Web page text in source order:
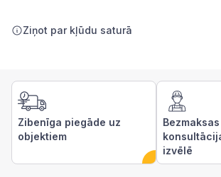
Ziņot par kļūdu saturā
Zibenīga piegāde uz
objektiem
Bezmaksas
izvēlē